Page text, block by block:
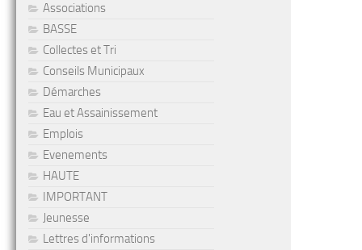
Associations
BASSE
Collectes et Tri
Conseils Municipaux
Démarches
Eau et Assainissement
Emplois
Evenements
HAUTE
IMPORTANT
Jeunesse
Lettres d'informations